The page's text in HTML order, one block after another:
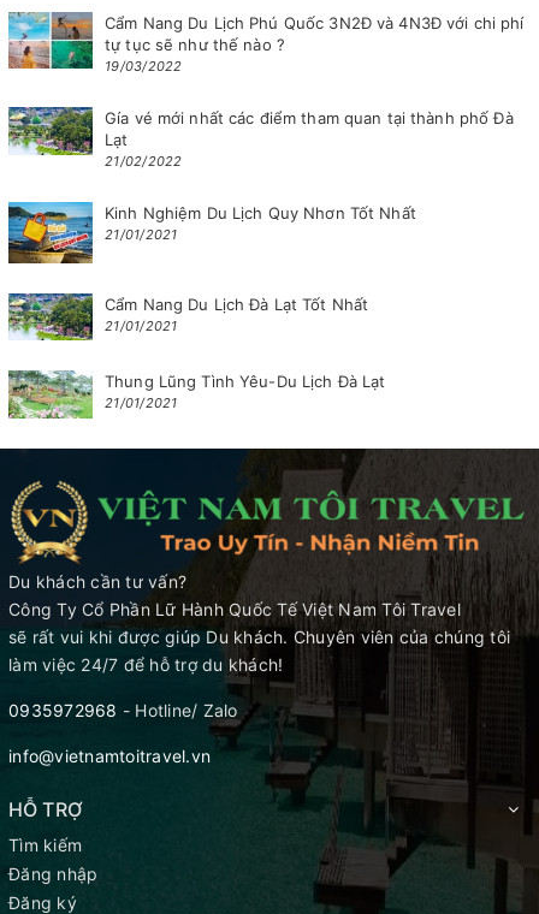
Cẩm Nang Du Lịch Phú Quốc 3N2Đ và 4N3Đ với chi phí
tự tục sẽ như thế nào ?
19/03/2022
Gía vé mới nhất các điểm tham quan tại thành phố Đà
Lạt
21/02/2022
Kinh Nghiệm Du Lịch Quy Nhơn Tốt Nhất
21/01/2021
Cẩm Nang Du Lịch Đà Lạt Tốt Nhất
21/01/2021
Thung Lũng Tình Yêu-Du Lịch Đà Lạt
21/01/2021
Du khách cần tư vấn?
Công Ty Cổ Phần Lữ Hành Quốc Tế Việt Nam Tôi Travel
sẽ rất vui khi được giúp Du khách. Chuyên viên của chúng tôi
làm việc 24/7 để hỗ trợ du khách!
0935972968 - Hotline/ Zalo
info@vietnamtoitravel.vn
HỖ TRỢ
Tìm kiếm
Đăng nhập
Đăng ký